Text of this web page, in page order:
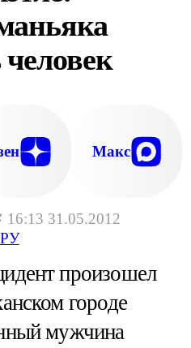
16:13 31.05.2012
Макс
произошел
городе
мужчина